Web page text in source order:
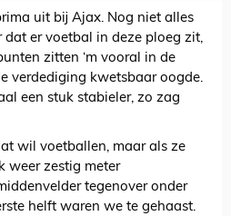
uit bij Ajax. Nog niet alles
dat er voetbal in deze ploeg zit,
zitten ‘m vooral in de
verdediging kwetsbaar oogde.
een stuk stabieler, zo zag
wil voetballen, maar als ze
weer zestig meter
tegenover onder
helft waren we te gehaast.